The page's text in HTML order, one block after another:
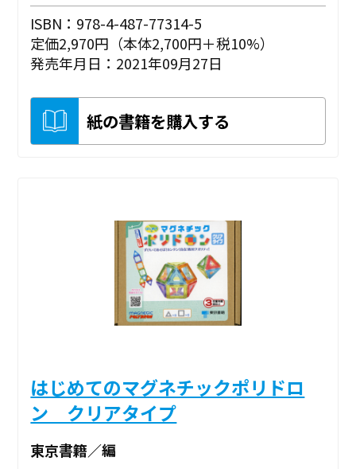
ISBN：978-4-487-77314-5
定価2,970円（本体2,700円＋税10%）
発売年月日：2021年09月27日
紙の書籍を購入する
はじめてのマグネチックポリドロ
ン クリアタイプ
東京書籍／編